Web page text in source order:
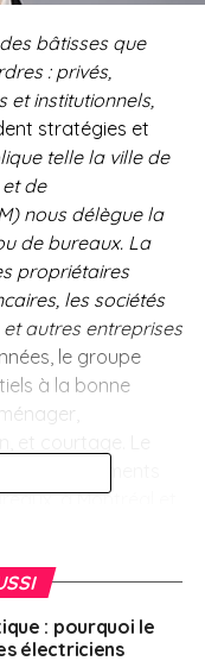
bâtisses que
: privés,
et institutionnels,
stratégies et
telle la ville de
de
nous délègue la
de bureaux. La
propriétaires
les sociétés
autres entreprises
le groupe
à la bonne
appartements
à Montréal et
plus de 400
pour les
l’offre d’écoles
et HEC
: pourquoi le
électriciens